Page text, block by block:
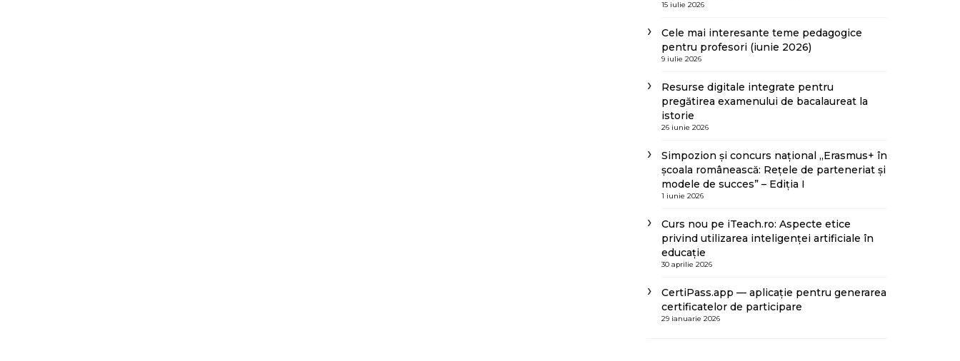
15 iulie 2026
Cele mai interesante teme pedagogice
pentru profesori (iunie 2026)
9 iulie 2026
Resurse digitale integrate pentru
pregătirea examenului de bacalaureat la
istorie
26 iunie 2026
Simpozion și concurs național „Erasmus+ în
școala românească: Rețele de parteneriat și
modele de succes” – Ediția I
1 iunie 2026
Curs nou pe iTeach.ro: Aspecte etice
privind utilizarea inteligenței artificiale în
educație
30 aprilie 2026
CertiPass.app — aplicație pentru generarea
certificatelor de participare
29 ianuarie 2026